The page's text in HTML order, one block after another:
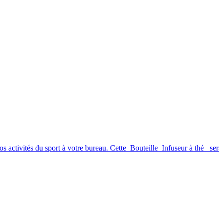
et vos activités elle est conçue pour vous simplifier la vie. En